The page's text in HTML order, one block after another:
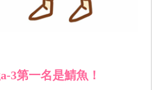
3第一名是鯖魚！